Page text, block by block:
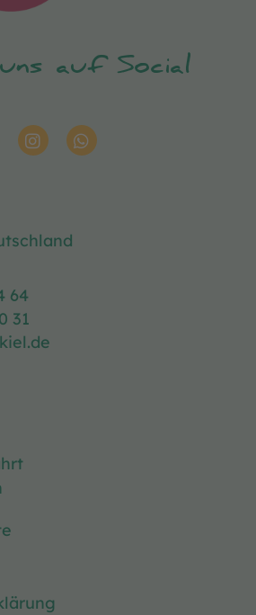
auf Social
64
31